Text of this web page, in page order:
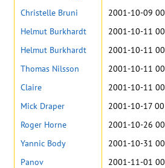
Christelle Bruni
2001-10-09
Helmut Burkhardt
2001-10-11
Helmut Burkhardt
2001-10-11
Thomas Nilsson
2001-10-11
Claire
2001-10-11
Mick Draper
2001-10-17
Roger Horne
2001-10-26
Yannic Body
2001-10-31
Panov
2001-11-01